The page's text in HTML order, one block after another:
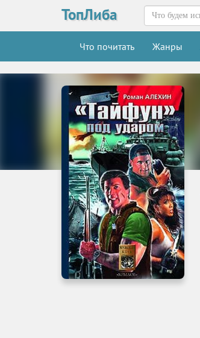
ТопЛиба
Что почитать Жанры